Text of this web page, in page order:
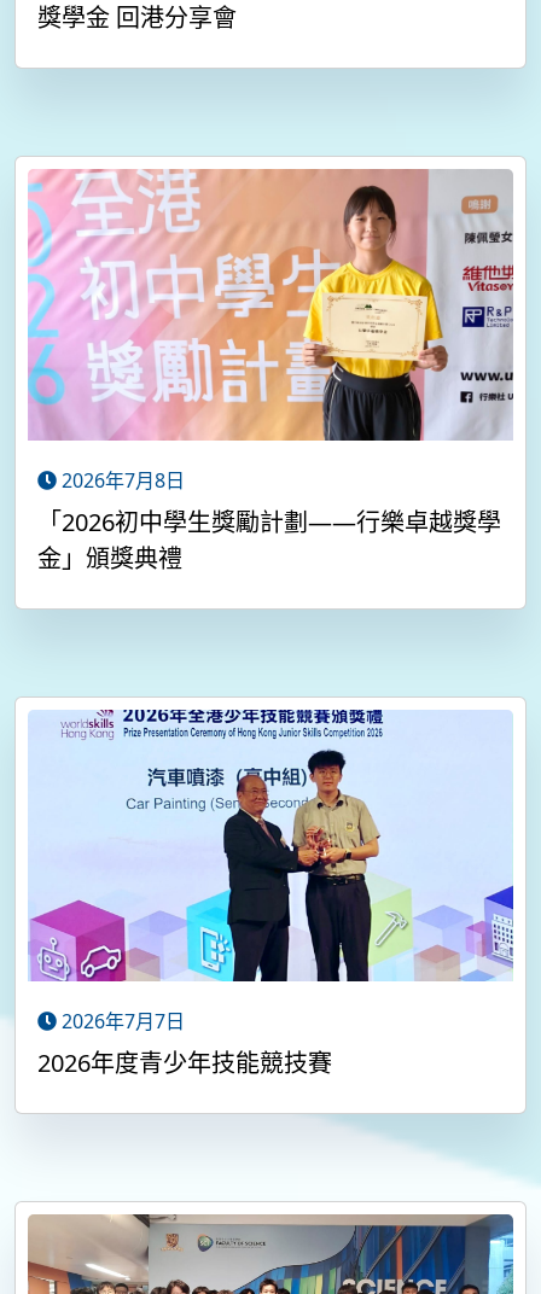
獎學金 回港分享會
2026年7月8日
「2026初中學生獎勵計劃——行樂卓越獎學
金」頒獎典禮
2026年7月7日
2026年度青少年技能競技賽